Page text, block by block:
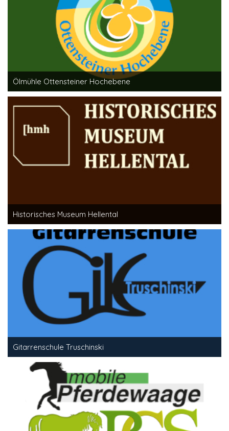
Ölmühle Ottensteiner Hochebene
Historisches Museum Hellental
Gitarrenschule Truschinski